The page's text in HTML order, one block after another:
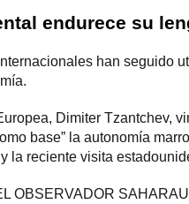
endurece su
han seguido
Dimiter Tzantchev,
base” la autonomía
la reciente visita
OBSERVADOR